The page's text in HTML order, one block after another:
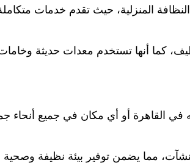
المنزلية، حيث تقدم خدمات
كما أنها تستخدم معدات حديثة
القاهرة أو أي مكان في جميع أنحاء
مما يضمن توفير بيئة نظيفة وصحية